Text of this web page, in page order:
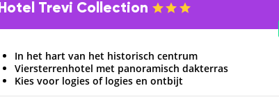
Hotel Trevi Collection
In het hart van het historisch centrum
Viersterrenhotel met panoramisch dakterras
Kies voor logies of logies en ontbijt